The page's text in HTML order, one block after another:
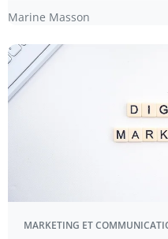
Marine Masson
MARKETING ET